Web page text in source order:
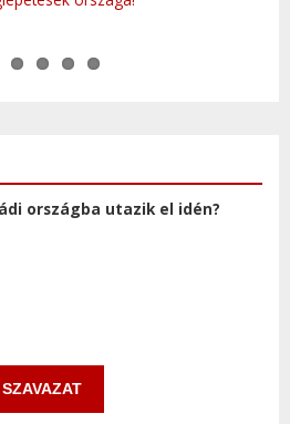
országba utazik el idén?